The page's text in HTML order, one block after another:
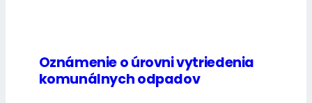
Oznámenie o úrovni vytriedenia
komunálnych odpadov